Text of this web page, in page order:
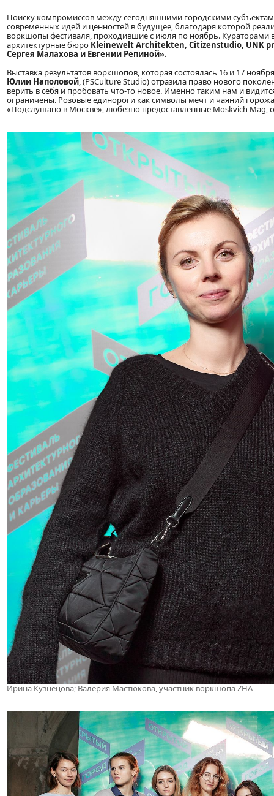
Поиску компромиссов между сегодняшними городскими
современных идей и ценностей в будущее, благодаря которой
воркшопы фестиваля, проходившие с июля по ноябрь. Кураторами
архитектурные бюро KleineweltArchitekten, Citizenstudio, UNK
Сергея Малахова и Евгении Репиной».
Выставка результатов воркшопов, которая состоялась 16 и 17
Юлии Наполовой, (PSCulture Studio) отразила право нового
верить в себя и пробовать что-то новое. Именно таким нам и
ограничены. Розовые единороги как символы мечт и чаяний
«Подслушано в Москве», любезно предоставленные Moskvich Mag,
Ирина Кузнецова; Валерия Мастюкова, участник воркшопа ZHA